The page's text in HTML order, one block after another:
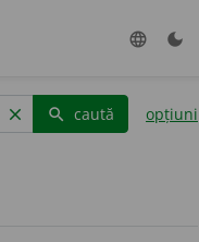
language dark_mode
clear search caută opțiuni